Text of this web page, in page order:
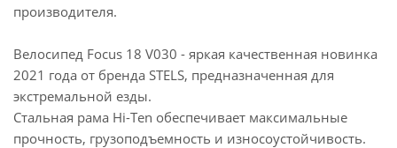
производителя.
Велосипед Focus 18 V030 - яркая качественная новинка
2021 года от бренда STELS, предназначенная для
экстремальной езды.
Стальная рама Hi-Ten обеспечивает максимальные
прочность, грузоподъемность и износоустойчивость.